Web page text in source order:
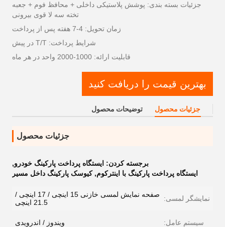
جزئیات بسته بندی: پوشش پلاستیکی داخلی + محافظ فوم + جعبه
تخته سه لا قوی بیرونی
زمان تحویل: 4-7 هفته پس از پرداخت
شرایط پرداخت: T/T در پیش
قابلیت ارائه: 1000-2000 واحد در هر ماه
بهترین قیمت را دریافت کنید
جزئیات محصول توضیحات محصول
جزئیات محصول
برجسته کردن: ایستگاه پرداخت پارکینگ خودرو,
ایستگاه پرداخت پارکینگ با اینترکوم,کیوسک پارکینگ داخل مسیر
نمایشگر لمسی:
صفحه نمایش لمسی خازنی 15 اینچی / 17 اینچی /
21.5 اینچی
سیستم عامل: ویندوز / اندرویدی